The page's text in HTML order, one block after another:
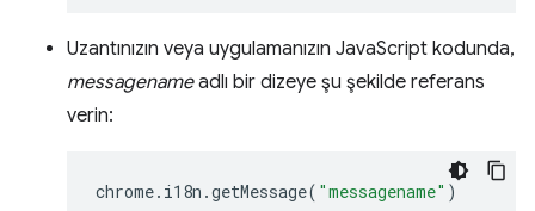
Uzantınızın veya uygulamanızın JavaScript kodunda,
messagenameadlı bir dizeye şu şekilde referans
verin:
chrome. i18n .getMessage( "messagename" )